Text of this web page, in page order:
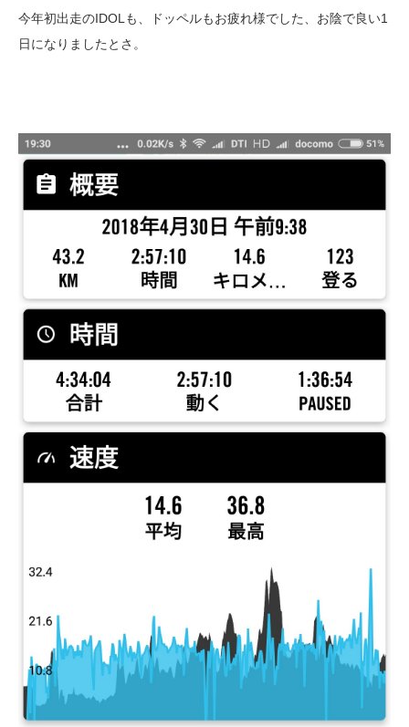
今年初出走のIDOLも、ドッペルもお疲れ様でした、お陰で良い1
日になりましたとさ。